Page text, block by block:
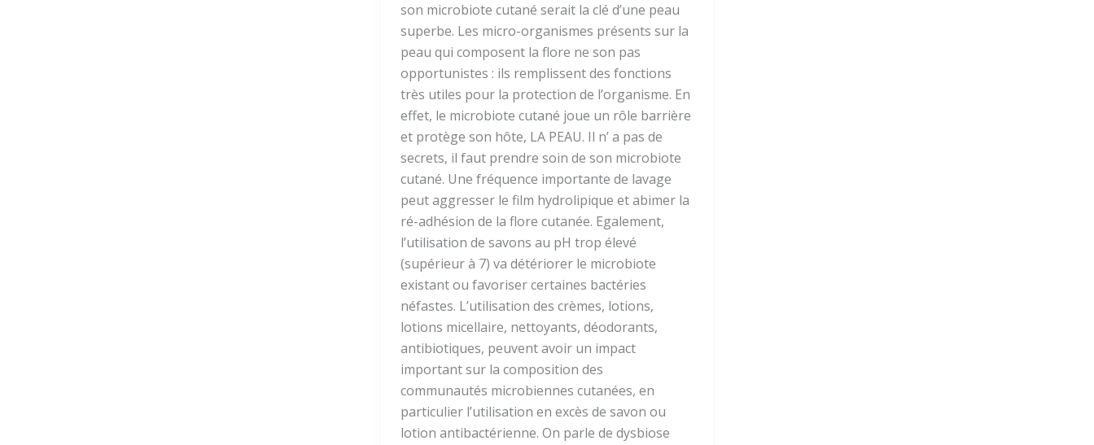
son microbiote cutané serait la clé d’une peau
superbe. Les micro-organismes présents sur la
peau qui composent la flore ne son pas
opportunistes : ils remplissent des fonctions
très utiles pour la protection de l’organisme. En
effet, le microbiote cutané joue un rôle barrière
et protège son hôte, LA PEAU. Il n’ a pas de
secrets, il faut prendre soin de son microbiote
cutané. Une fréquence importante de lavage
peut aggresser le film hydrolipique et abimer la
ré-adhésion de la flore cutanée. Egalement,
l’utilisation de savons au pH trop élevé
(supérieur à 7) va détériorer le microbiote
existant ou favoriser certaines bactéries
néfastes. L’utilisation des crèmes, lotions,
lotions micellaire, nettoyants, déodorants,
antibiotiques, peuvent avoir un impact
important sur la composition des
communautés microbiennes cutanées, en
particulier l’utilisation en excès de savon ou
lotion antibactérienne. On parle de dysbiose